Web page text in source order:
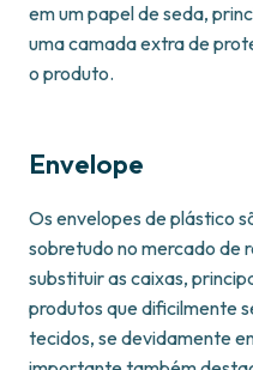
em um papel de seda,
uma camada extra de
o produto.
Envelope
Os envelopes de plástico
sobretudo no mercado de
substituir as caixas,
produtos que dificilmente
tecidos, se devidamente